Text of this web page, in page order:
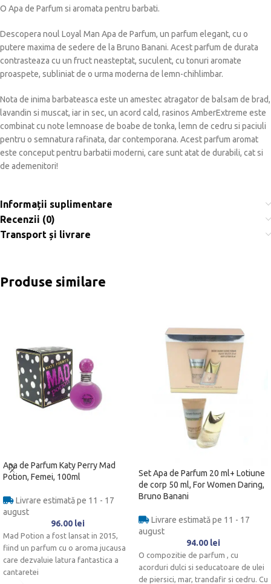
O Apa de Parfum si aromata pentru barbati.
Descopera noul Loyal Man Apa de Parfum, un parfum elegant, cu o
putere maxima de sedere de la Bruno Banani. Acest parfum de durata
contrasteaza cu un fruct neasteptat, suculent, cu tonuri aromate
proaspete, subliniat de o urma moderna de lemn-chihlimbar.
Nota de inima barbateasca este un amestec atragator de balsam de brad,
lavandin si muscat, iar in sec, un acord cald, rasinos AmberExtreme este
combinat cu note lemnoase de boabe de tonka, lemn de cedru si paciuli
pentru o semnatura rafinata, dar contemporana. Acest parfum aromat
este conceput pentru barbatii moderni, care sunt atat de durabili, cat si
de ademenitori!
Informații suplimentare
Recenzii (0)
Transport și livrare
Produse similare
Apa de Parfum Katy Perry Mad
Potion, Femei, 100ml
Livrare estimată pe 11 - 17
august
96.00 lei
Mad Potion a fost lansat in 2015,
fiind un parfum cu o aroma jucausa
care dezvaluie latura fantastica a
cantaretei
Set Apa de Parfum 20 ml+ Lotiune
de corp 50 ml, For Women Daring,
Bruno Banani
Livrare estimată pe 11 - 17
august
94.00 lei
O compozitie de parfum , cu
acorduri dulci si seducatoare de ulei
de piersici, mar, trandafir si cedru. Cu